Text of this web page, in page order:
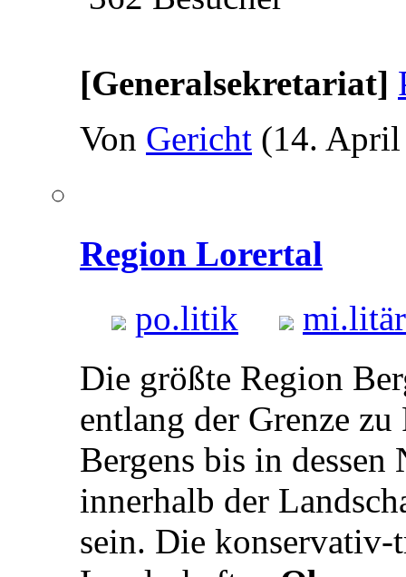
[Generalsekretariat]
Von Gericht (14.
Region Lorertal
po.litik mi.litär
Die größte Region
entlang der Grenze
Bergens bis in
innerhalb der
sein. Die